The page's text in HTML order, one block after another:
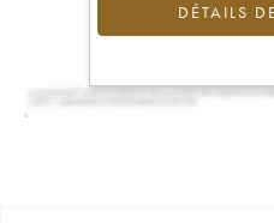
DÉTAILS